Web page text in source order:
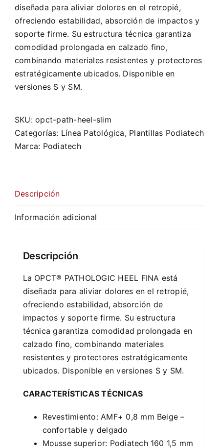
diseñada para aliviar dolores en el retropié,
ofreciendo estabilidad, absorción de impactos y
soporte firme. Su estructura técnica garantiza
comodidad prolongada en calzado fino,
combinando materiales resistentes y protectores
estratégicamente ubicados. Disponible en
versiones S y SM.
SKU:opct-path-heel-slim
Categorías: Línea Patológica, Plantillas Podiatech
Marca: Podiatech
Descripción
Información adicional
Descripción
La OPCT® PATHOLOGIC HEEL FINA está
diseñada para aliviar dolores en el retropié,
ofreciendo estabilidad, absorción de
impactos y soporte firme. Su estructura
técnica garantiza comodidad prolongada en
calzado fino, combinando materiales
resistentes y protectores estratégicamente
ubicados. Disponible en versiones S y SM.
CARACTERÍSTICAS TÉCNICAS
Revestimiento: AMF+ 0,8 mm Beige –
confortable y delgado
Mousse superior: Podiatech 160 1,5 mm